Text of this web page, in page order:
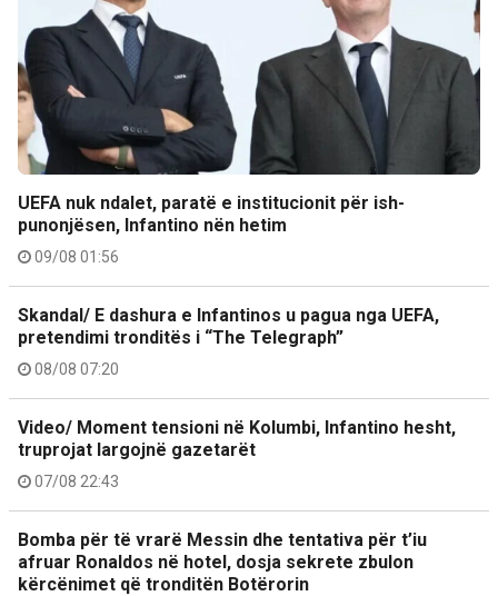
UEFA nuk ndalet, paratë e institucionit për ish-
punonjësen, Infantino nën hetim
09/08 01:56
Skandal/ E dashura e Infantinos u pagua nga UEFA,
pretendimi tronditës i “The Telegraph”
08/08 07:20
Video/ Moment tensioni në Kolumbi, Infantino hesht,
truprojat largojnë gazetarët
07/08 22:43
Bomba për të vrarë Messin dhe tentativa për t’iu
afruar Ronaldos në hotel, dosja sekrete zbulon
kërcënimet që tronditën Botërorin